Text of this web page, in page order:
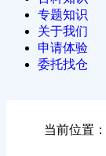
专题知识
关于我们
申请体验
委托找仓
当前位置：